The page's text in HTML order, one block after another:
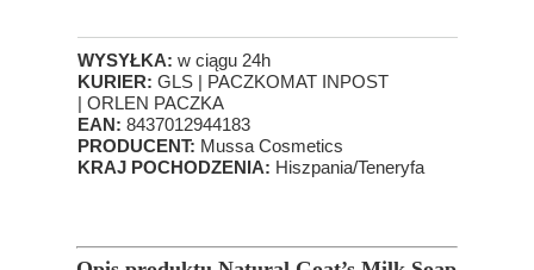
WYSYŁKA: w ciągu 24h
KURIER: GLS | PACZKOMAT INPOST
| ORLEN PACZKA
EAN: 8437012944183
PRODUCENT: Mussa Cosmetics
KRAJ POCHODZENIA: Hiszpania/Teneryfa